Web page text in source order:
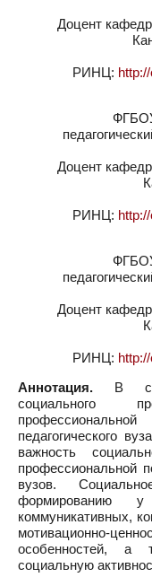
Доцент
РИНЦ:
Доцент
РИНЦ:
Доцент
РИНЦ:
Аннотация. В
социального
педагогического
важность
профессиональной
вузов.
формированию у
коммуникативных,
мотивационно-
особенностей, а
социальную